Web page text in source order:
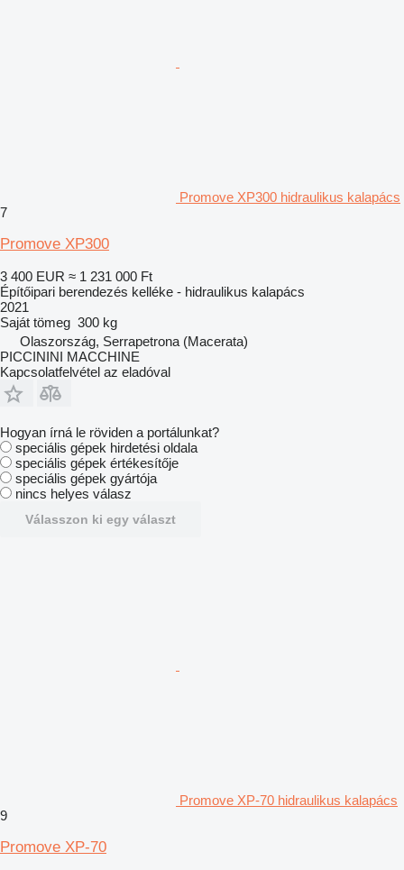
Promove XP300 hidraulikus kalapács
7
Promove XP300
3 400 EUR ≈ 1 231 000 Ft
Építőipari berendezés kelléke - hidraulikus kalapács
2021
Saját tömeg 300 kg
Olaszország, Serrapetrona (Macerata)
PICCININI MACCHINE
Kapcsolatfelvétel az eladóval
Hogyan írná le röviden a portálunkat?
speciális gépek hirdetési oldala
speciális gépek értékesítője
speciális gépek gyártója
nincs helyes válasz
Válasszon ki egy választ
Promove XP-70 hidraulikus kalapács
9
Promove XP-70